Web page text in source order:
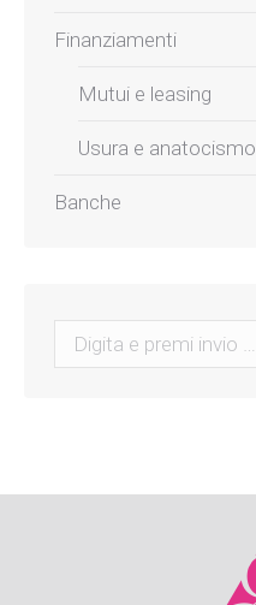
Finanziamenti
Mutui e leasing
Usura e anatocismo
Banche
Search: